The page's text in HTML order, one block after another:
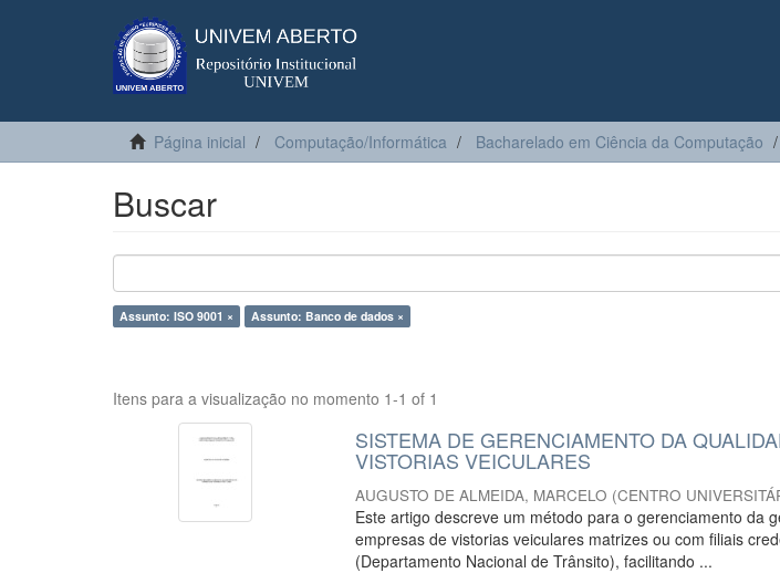
Página inicial Computação/Informática Bacharelado em Ciência da Computação
Buscar
Assunto: ISO 9001 × Assunto: Banco de dados ×
Itens para a visualização no momento 1-1 of 1
SISTEMA DE GERENCIAMENTO DA
VISTORIAS VEICULARES
AUGUSTO DE ALMEIDA, MARCELO (CENTRO
Este artigo descreve um método para o gerenciamento da
empresas de vistorias veiculares matrizes ou com filiais
(Departamento Nacional de Trânsito), facilitando ...